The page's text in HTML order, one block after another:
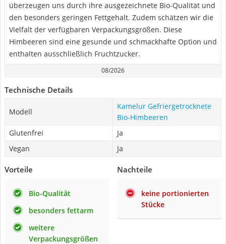
überzeugen uns durch ihre ausgezeichnete Bio-Qualität und
den besonders geringen Fettgehalt. Zudem schätzen wir die
Vielfalt der verfügbaren Verpackungsgrößen. Diese
Himbeeren sind eine gesunde und schmackhafte Option und
enthalten ausschließlich Fruchtzucker.
08/2026
Technische Details
Modell
Kamelur Gefriergetrocknete
Bio-Himbeeren
Glutenfrei
Ja
Vegan
Ja
Vorteile
Bio-Qualität
besonders fettarm
weitere
Verpackungsgrößen
Nachteile
keine portionierten
Stücke